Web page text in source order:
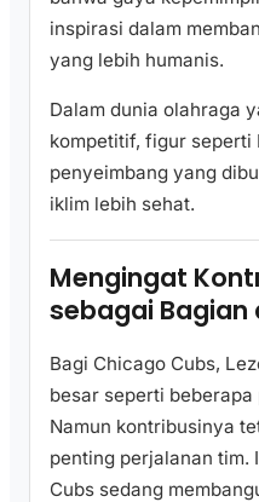
inspirasi dalam
yang lebih humanis.
Dalam dunia olahraga
kompetitif, figur seperti
penyeimbang yang
iklim lebih sehat.
Mengingat
sebagai Bagian
Bagi Chicago Cubs,
besar seperti
Namun kontribusinya
penting perjalanan tim.
Cubs sedang